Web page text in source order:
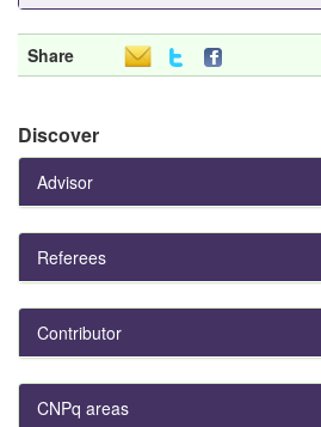
Share
Discover
Advisor
Referees
Contributor
CNPq areas